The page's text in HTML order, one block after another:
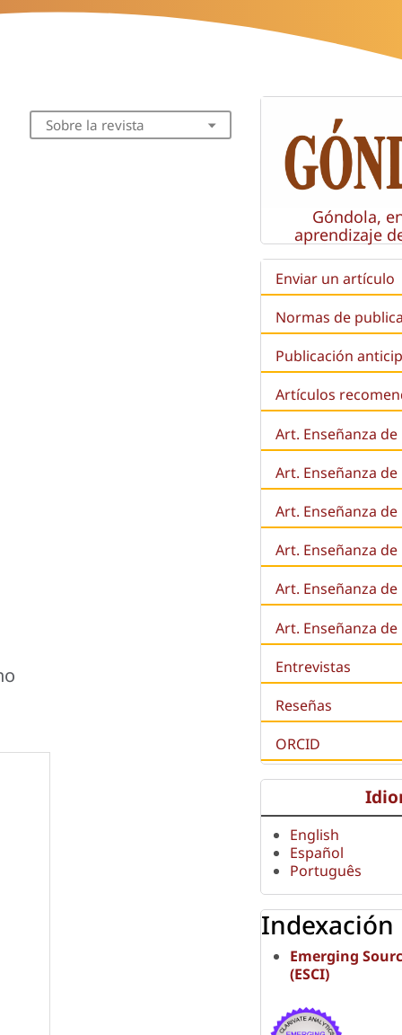
Sobre la revista
Góndola,
aprendizaje
Enviar un artículo
Normas de
Publicación
Artículos
Art. Enseñanza
Art. Enseñanza
Art. Enseñanza de
Art. Enseñanza de
Art. Enseñanza
Art. Enseñanza
Entrevistas
Reseñas
ORCID
English
Español
Português
Indexación
Emerging
(ESCI)